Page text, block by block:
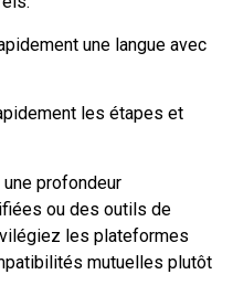
une langue avec
les étapes et
profondeur
ou des outils de
les plateformes
mutuelles plutôt